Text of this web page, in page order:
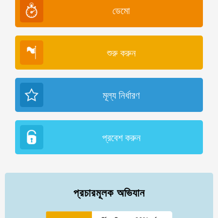
ডেমো
শুরু করুন
মূল্য নির্ধারণ
প্রবেশ করুন
প্রচারমূলক অভিযান